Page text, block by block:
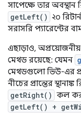
সাপেক্ষে তার অবস্থান
getLeft() ২০
সরাসরি প্যারেন্টের
এছাড়াও,
মেথড রয়েছে: যেমন
মেথডগুলো ভিউ-এর
নীচের প্রান্তের
getRight() কল
getLeft() +